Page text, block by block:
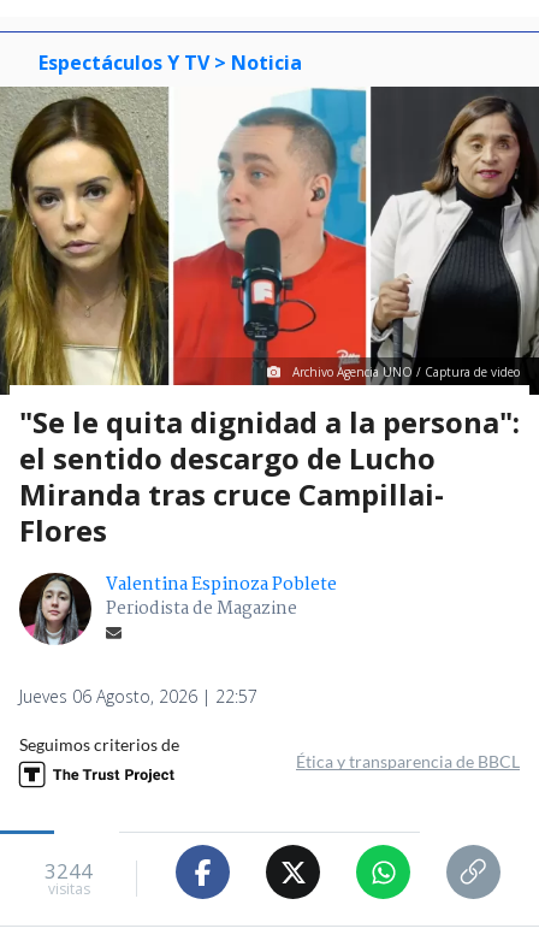
Espectáculos Y TV > Noticia
Archivo Agencia UNO / Captura de video
"Se le quita dignidad a la persona":
el sentido descargo de Lucho
Miranda tras cruce Campillai-
Flores
Valentina Espinoza Poblete
Periodista de Magazine
Jueves 06 Agosto, 2026 | 22:57
Seguimos criterios de
Ética y transparencia de BBCL
3244
visitas